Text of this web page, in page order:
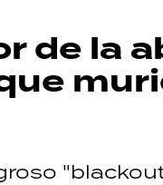
de la